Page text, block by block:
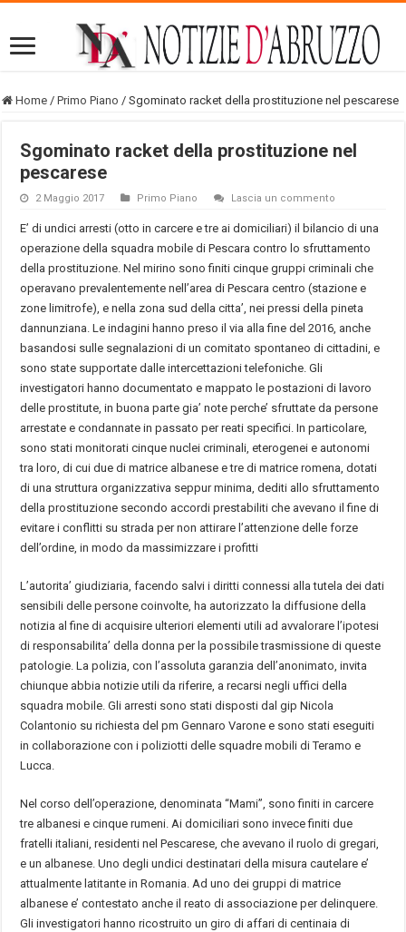
Home / Primo Piano / Sgominato racket della prostituzione nel pescarese
Sgominato racket della prostituzione nel
pescarese
2 Maggio 2017 Primo Piano Lascia un commento
E’ di undici arresti (otto in carcere e tre ai domiciliari) il bilancio di una
operazione della squadra mobile di Pescara contro lo sfruttamento
della prostituzione. Nel mirino sono finiti cinque gruppi criminali che
operavano prevalentemente nell’area di Pescara centro (stazione e
zone limitrofe), e nella zona sud della citta’, nei pressi della pineta
dannunziana. Le indagini hanno preso il via alla fine del 2016, anche
basandosi sulle segnalazioni di un comitato spontaneo di cittadini, e
sono state supportate dalle intercettazioni telefoniche. Gli
investigatori hanno documentato e mappato le postazioni di lavoro
delle prostitute, in buona parte gia’ note perche’ sfruttate da persone
arrestate e condannate in passato per reati specifici. In particolare,
sono stati monitorati cinque nuclei criminali, eterogenei e autonomi
tra loro, di cui due di matrice albanese e tre di matrice romena, dotati
di una struttura organizzativa seppur minima, dediti allo sfruttamento
della prostituzione secondo accordi prestabiliti che avevano il fine di
evitare i conflitti su strada per non attirare l’attenzione delle forze
dell’ordine, in modo da massimizzare i profitti
L’autorita’ giudiziaria, facendo salvi i diritti connessi alla tutela dei dati
sensibili delle persone coinvolte, ha autorizzato la diffusione della
notizia al fine di acquisire ulteriori elementi utili ad avvalorare l’ipotesi
di responsabilita’ della donna per la possibile trasmissione di queste
patologie. La polizia, con l’assoluta garanzia dell’anonimato, invita
chiunque abbia notizie utili da riferire, a recarsi negli uffici della
squadra mobile. Gli arresti sono stati disposti dal gip Nicola
Colantonio su richiesta del pm Gennaro Varone e sono stati eseguiti
in collaborazione con i poliziotti delle squadre mobili di Teramo e
Lucca.
Nel corso dell’operazione, denominata “Mami”, sono finiti in carcere
tre albanesi e cinque rumeni. Ai domiciliari sono invece finiti due
fratelli italiani, residenti nel Pescarese, che avevano il ruolo di gregari,
e un albanese. Uno degli undici destinatari della misura cautelare e’
attualmente latitante in Romania. Ad uno dei gruppi di matrice
albanese e’ contestato anche il reato di associazione per delinquere.
Gli investigatori hanno ricostruito un giro di affari di centinaia di